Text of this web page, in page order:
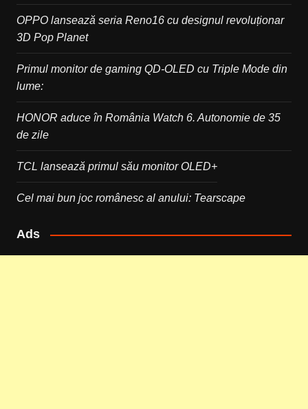
OPPO lansează seria Reno16 cu designul revoluționar
3D Pop Planet
Primul monitor de gaming QD-OLED cu Triple Mode din
lume:
HONOR aduce în România Watch 6. Autonomie de 35
de zile
TCL lansează primul său monitor OLED+
Cel mai bun joc românesc al anului: Tearscape
Ads